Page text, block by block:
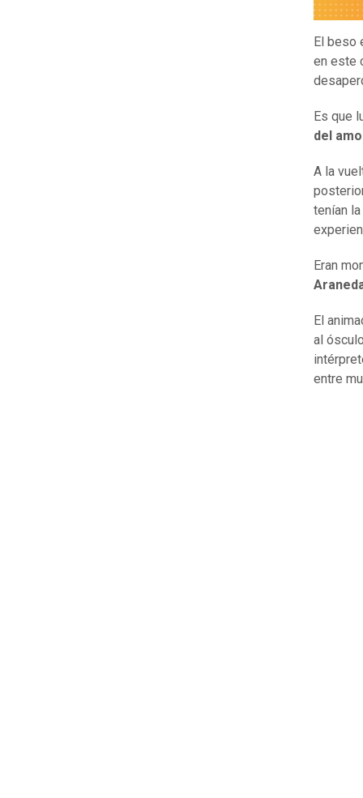
El beso
en este
Es que
del
A la
tenían
Eran
El
al
entre